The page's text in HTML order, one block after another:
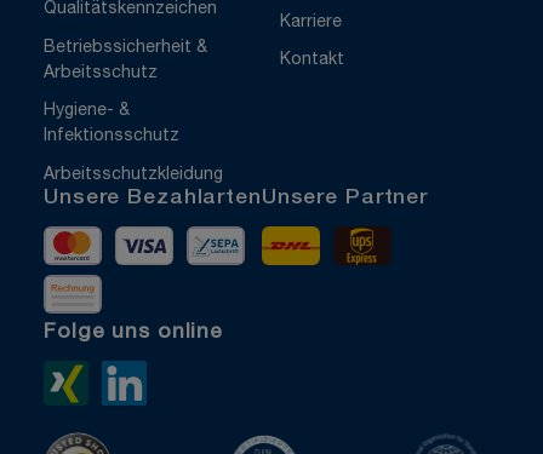
Qualitätskennzeichen
Betriebssicherheit &
Arbeitsschutz
Hygiene- &
Infektionsschutz
Arbeitsschutzkleidung
Karriere
Kontakt
Unsere Bezahlarten
MastercardVisa Vorkasse
Rechnung
Unsere Partner
DHL
Folge uns online
Xing>
ISO 9001 zertifiziert